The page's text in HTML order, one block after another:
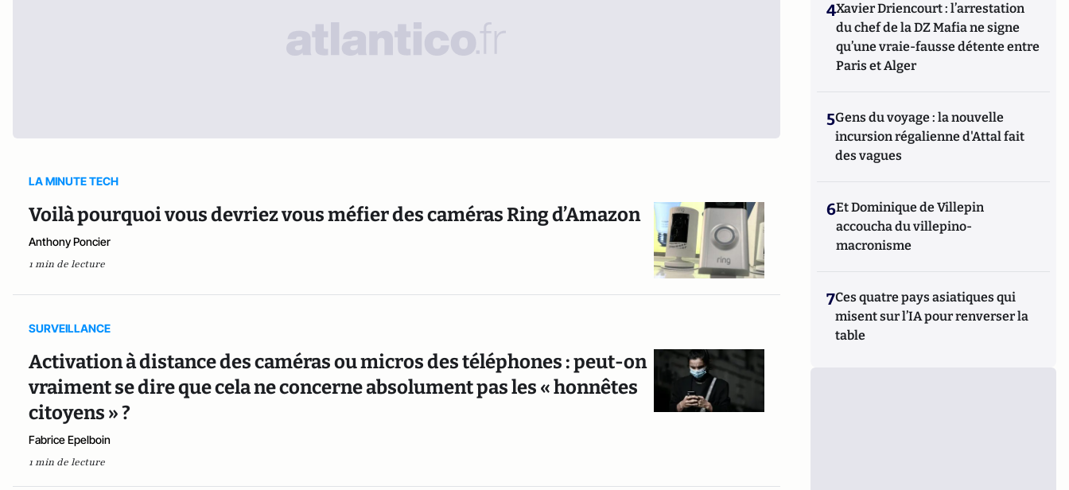
LA MINUTE TECH
Voilà pourquoi vous devriez vous méfier des caméras Ring d’Amazon
Anthony Poncier
1 min de lecture
SURVEILLANCE
Activation à distance des caméras ou micros des téléphones : peut-on
vraiment se dire que cela ne concerne absolument pas les « honnêtes
citoyens » ?
Fabrice Epelboin
1 min de lecture
4Xavier Driencourt : l’arrestation
du chef de la DZ Mafia ne signe
qu’une vraie-fausse détente entre
Paris et Alger
5Gens du voyage : la nouvelle
incursion régalienne d'Attal fait
des vagues
6Et Dominique de Villepin
accoucha du villepino-
macronisme
7Ces quatre pays asiatiques qui
misent sur l’IA pour renverser la
table